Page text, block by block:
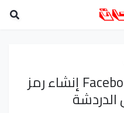
يفرض Facebook Messenger إنشاء رمز